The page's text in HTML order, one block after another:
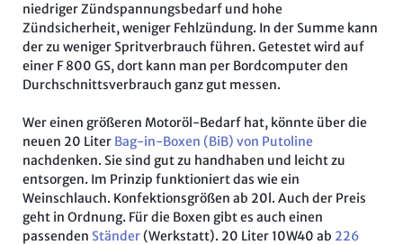
niedriger Zündspannungsbedarf und hohe
Zündsicherheit, weniger Fehlzündung. In der Summe kann
der zu weniger Spritverbrauch führen. Getestet wird auf
einer F 800 GS, dort kann man per Bordcomputer den
Durchschnittsverbrauch ganz gut messen.
Wer einen größeren Motoröl-Bedarf hat, könnte über die
neuen 20 Liter Bag-in-Boxen (BiB) von Putoline
nachdenken. Sie sind gut zu handhaben und leicht zu
entsorgen. Im Prinzip funktioniert das wie ein
Weinschlauch. Konfektionsgrößen ab 20l. Auch der Preis
geht in Ordnung. Für die Boxen gibt es auch einen
passenden Ständer(Werkstatt). 20 Liter 10W40 ab 226